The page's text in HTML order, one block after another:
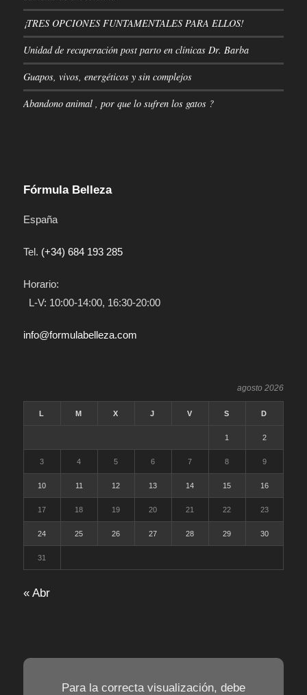
¡TRES OPCIONES FUNTAMENTALES PARA ELLOS!
Unidad de recuperación post parto en clínicas Dr. Barba
Guapos, vivos, energéticos y sin complejos
Abandono animal , por que lo sufren los gatos ?
Fórmula Belleza
España
Tel. (+34) 684 193 285
Horario:
L-V: 10:00-14:00, 16:30-20:00
info@formulabelleza.com
agosto 2026
L M X J V S D
1 2
3 4 5 6 7 8 9
10 11 12 13 14 15 16
17 18 19 20 21 22 23
24 25 26 27 28 29 30
31
« Abr
Para la correcta visualización, debe